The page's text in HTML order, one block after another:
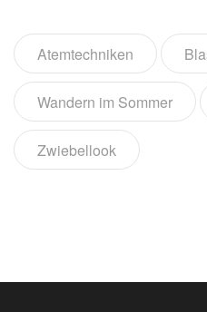
Atemtechniken
Wandern im Sommer
Zwiebellook